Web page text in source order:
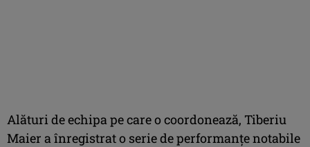
Alături de echipa pe care o coordonează, Tiberiu
Maier a înregistrat o serie de performanțe notabile